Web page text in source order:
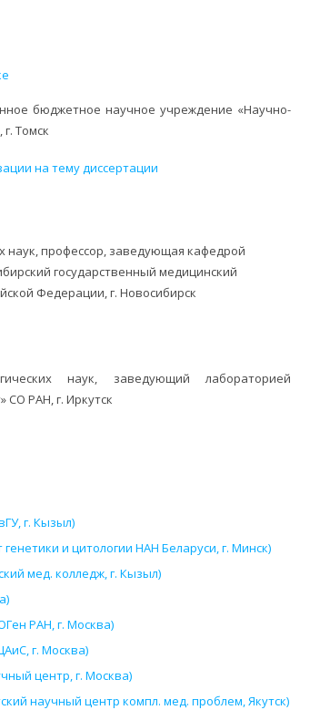
бюджетное научное учреждение «Научно-
Томск
на тему диссертации
наук, профессор, заведующая кафедрой
государственный медицинский
Федерации, г. Новосибирск
наук, заведующий лабораторией
СО РАН, г. Иркутск
г. Кызыл)
и цитологии НАН Беларуси, г. Минск)
мед. колледж, г. Кызыл)
РАН, г. Москва)
г. Москва)
центр, г. Москва)
научный центр компл. мед. проблем, Якутск)